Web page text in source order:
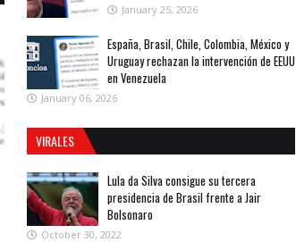
January 25, 2026
España, Brasil, Chile, Colombia, México y
Uruguay rechazan la intervención de EEUU
en Venezuela
January 06, 2026
VIRALES
Lula da Silva consigue su tercera
presidencia de Brasil frente a Jair
Bolsonaro
October 30, 2022